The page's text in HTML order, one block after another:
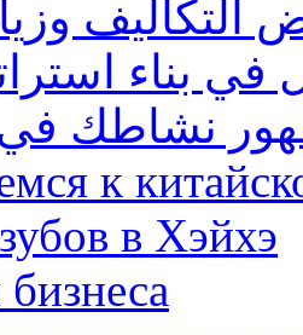
بناء
نشاطك
к
в Хэйхэ